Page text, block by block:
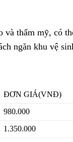
thẩm mỹ, có
ngăn khu vệ
ĐƠN GIÁ(VNĐ)
980.000
1.350.000